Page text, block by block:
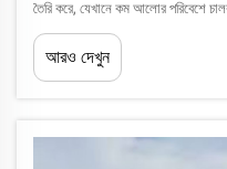
তৈরি করে, যেখানে কম আলোর পরিবেশে
ঐতিহ্যগত রাস্তার চিহ্নগুলির কার্যকারিতা
আরও দেখুন